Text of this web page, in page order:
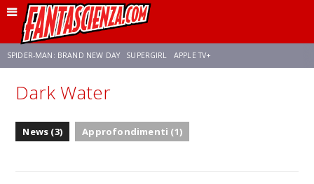
SPIDER-MAN: BRAND NEW DAY SUPERGIRL APPLE TV+
FRANCO RICCIARDIELLO ZENDAYA
Dark Water
News (3) Approfondimenti (1)